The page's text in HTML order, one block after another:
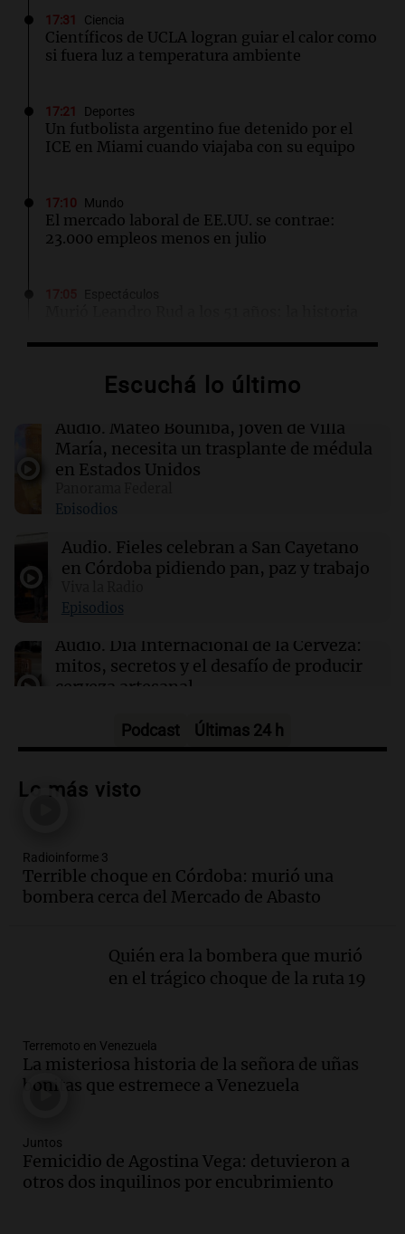
17:31 Ciencia
Científicos de UCLA logran guiar el calor como
si fuera luz a temperatura ambiente
17:21 Deportes
Un futbolista argentino fue detenido por el
ICE en Miami cuando viajaba con su equipo
17:10 Mundo
El mercado laboral de EE.UU. se contrae:
23.000 empleos menos en julio
época
Fieles celebran a San Cayetano en Córdoba
pidiendo pan, paz y trabajo
"El tigre y el león": el efusivo encuentro entre
La Feria de Editores 2026: un espacio para la
cultura y la premiación de librerías
Escuchá lo último
Audio. Mateo Bouniba, joven de Villa
María, necesita un trasplante de médula
en Estados Unidos
Episodios
Audio. Fieles celebran a San Cayetano
en Córdoba pidiendo pan, paz y trabajo
Episodios
Audio. Día Internacional de la Cerveza:
mitos, secretos y el desafío de producir
cerveza artesanal
Audio.Tucumán enfrenta un equilibrio
consumo y recaudación
Audio.La calidad del empleo en
Argentina cae y preocupa a economistas
en un contexto de crisis económica
Audiencia por tragedia vial en
Altas Cumbres: peritos analizan
Episodios
Audio.Solicitan quiebra de Lebron
Group en medio de una investigación
Panorama Federal
Episodios
Audio.Detienen a pareja en Alderete por
Podcast Últimas 24 h
Lo más visto
Radioinforme 3
Terrible choque en Córdoba: murió una
bombera cerca del Mercado de Abasto
Quién era la bombera que murió
en el trágico choque de la ruta 19
Terremoto en Venezuela
La misteriosa historia de la señora de uñas
bonitas que estremece a Venezuela
Juntos
Femicidio de Agostina Vega: detuvieron a
otros dos inquilinos por encubrimiento